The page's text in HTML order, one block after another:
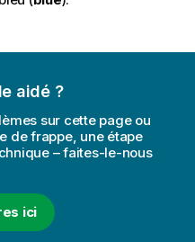
aidé ?
sur cette page ou
de frappe, une étape
– faites-le-nous
ici